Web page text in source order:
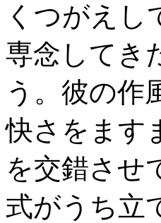
くつがえし
専念してき
う。彼の作
快さをます
を交錯させ
式がうち立